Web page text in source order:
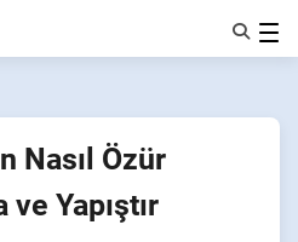
Nasıl Özür
Yapıştır